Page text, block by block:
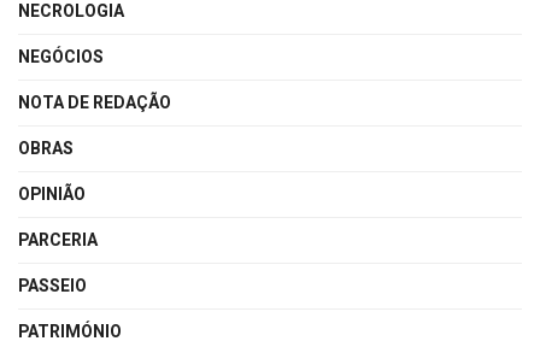
NECROLOGIA
NEGÓCIOS
NOTA DE REDAÇÃO
OBRAS
OPINIÃO
PARCERIA
PASSEIO
PATRIMÓNIO